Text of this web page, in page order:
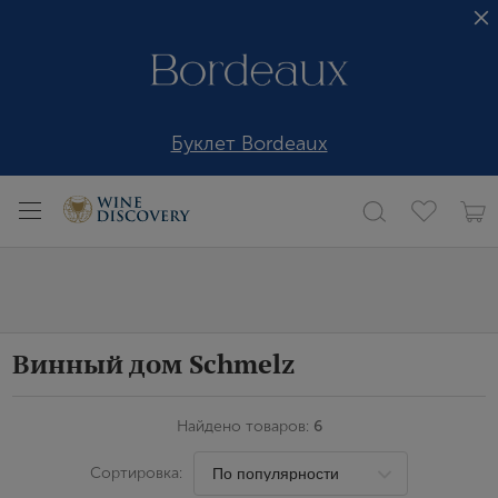
Буклет Bordeaux
Винный дом Schmelz
Найдено товаров: 6
Сортировка: